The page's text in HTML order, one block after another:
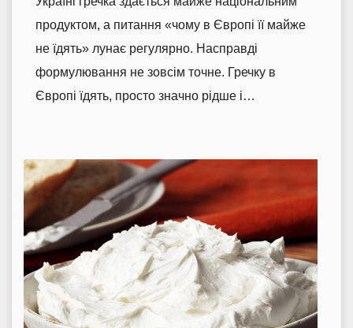
продуктом, а питання «чому в Європі її майже
не їдять» лунає регулярно. Насправді
формулювання не зовсім точне. Гречку в
Європі їдять, просто значно рідше і…